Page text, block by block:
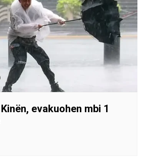
evakuohen mbi 1